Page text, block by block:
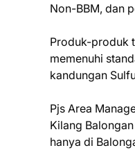
Non-BBM, dan
Produk-produk
memenuhi
kandungan
Pjs Area
Kilang
hanya di